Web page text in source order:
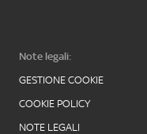
Note legali:
GESTIONE COOKIE
COOKIE POLICY
NOTE LEGALI